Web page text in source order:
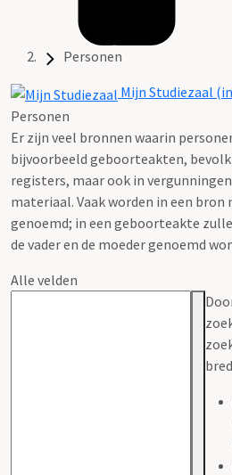
Personen
Mijn Studiezaal
Personen
Er zijn veel bronnen waarin
bijvoorbeeld geboorteakten,
registers, maar ook in
materiaal. Vaak worden in een bron
genoemd; in een geboorteakte
de vader en de moeder genoemd
Alle velden